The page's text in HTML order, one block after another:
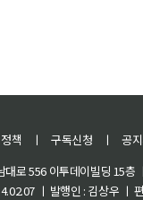
책 ㅣ 구독신청 ㅣ 공
대로 556 이투데이빌딩 15
ㅣ 발행인 : 김상우 ㅣ